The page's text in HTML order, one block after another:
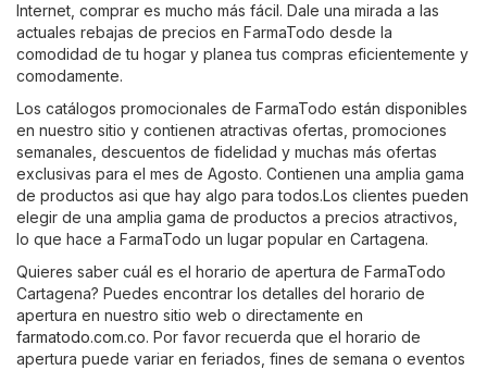
Internet, comprar es mucho más fácil. Dale una mirada a las
actuales rebajas de precios en FarmaTodo desde la
comodidad de tu hogar y planea tus compras eficientemente y
comodamente.
Los catálogos promocionales de FarmaTodo están disponibles
en nuestro sitio y contienen atractivas ofertas, promociones
semanales, descuentos de fidelidad y muchas más ofertas
exclusivas para el mes de Agosto. Contienen una amplia gama
de productos asi que hay algo para todos.Los clientes pueden
elegir de una amplia gama de productos a precios atractivos,
lo que hace a FarmaTodo un lugar popular en Cartagena.
Quieres saber cuál es el horario de apertura de FarmaTodo
Cartagena? Puedes encontrar los detalles del horario de
apertura en nuestro sitio web o directamente en
farmatodo.com.co. Por favor recuerda que el horario de
apertura puede variar en feriados, fines de semana o eventos